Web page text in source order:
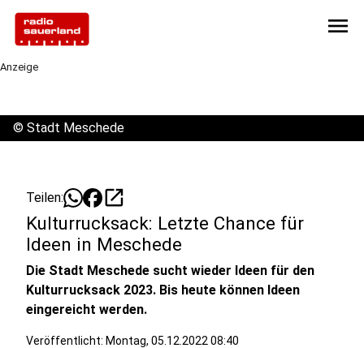
menu
Anzeige
© Stadt Meschede
Teilen: open_in_new
Kulturrucksack: Letzte Chance für
Ideen in Meschede
Die Stadt Meschede sucht wieder Ideen für den
Kulturrucksack 2023. Bis heute können Ideen
eingereicht werden.
Veröffentlicht: Montag, 05.12.2022 08:40